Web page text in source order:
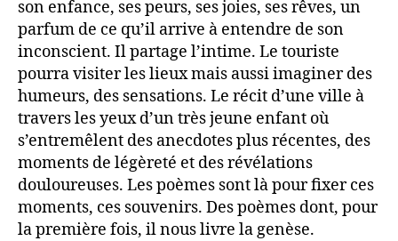
son enfance, ses peurs, ses joies, ses rêves, un
parfum de ce qu’il arrive à entendre de son
inconscient. Il partage l’intime. Le touriste
pourra visiter les lieux mais aussi imaginer des
humeurs, des sensations. Le récit d’une ville à
travers les yeux d’un très jeune enfant où
s’entremêlent des anecdotes plus récentes, des
moments de légèreté et des révélations
douloureuses. Les poèmes sont là pour fixer ces
moments, ces souvenirs. Des poèmes dont, pour
la première fois, il nous livre la genèse.